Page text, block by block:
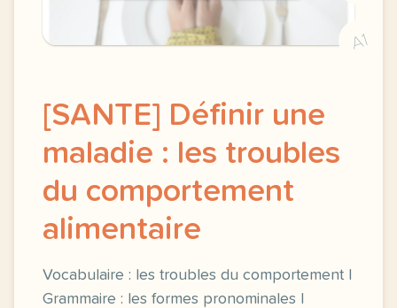
A1
[SANTE] Définir une
maladie : les troubles
du comportement
alimentaire
Vocabulaire : les troubles du comportement |
Grammaire : les formes pronominales |